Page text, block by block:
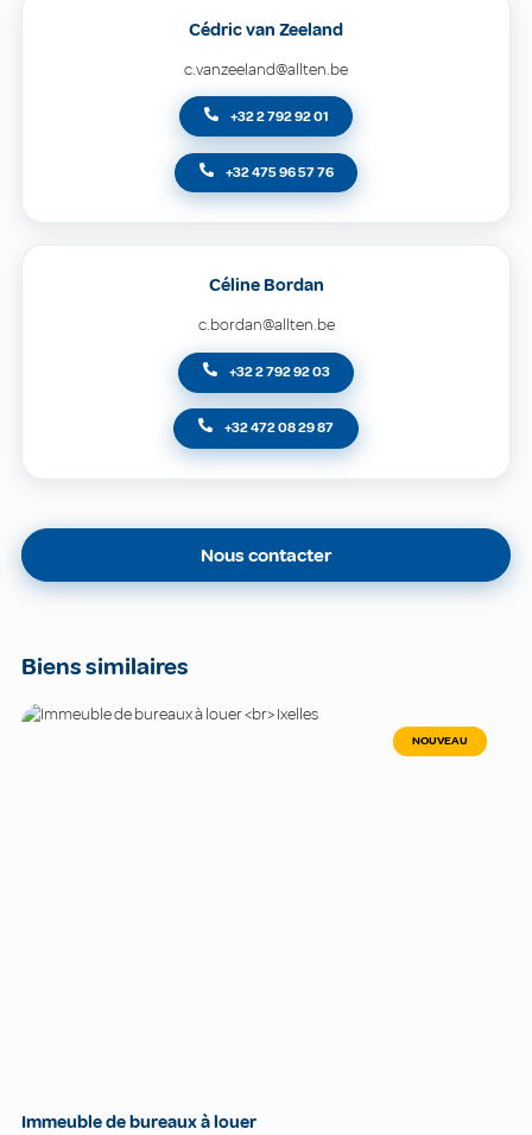
Cédric van Zeeland
c.vanzeeland@allten.be
+32 2 792 92 01
+32 475 96 57 76
Céline Bordan
c.bordan@allten.be
+32 2 792 92 03
+32 472 08 29 87
Nous contacter
Biens similaires
NOUVEAU
Immeuble de bureaux à louer